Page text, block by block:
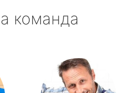
команда